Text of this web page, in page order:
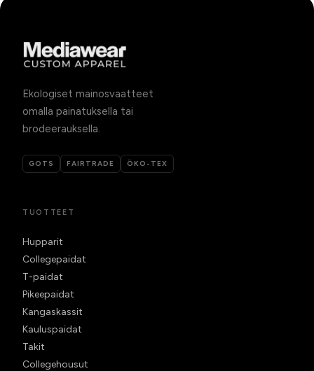
Ekologiset mainosvaatteet
omalla painatuksella tai
brodeerauksella.
GOTS FAIRTRADE ÖKO-TEX
TUOTTEET
Hupparit
Collegepaidat
T-paidat
Pikeepaidat
Kangaskassit
Kauluspaidat
Takit
Collegehousut